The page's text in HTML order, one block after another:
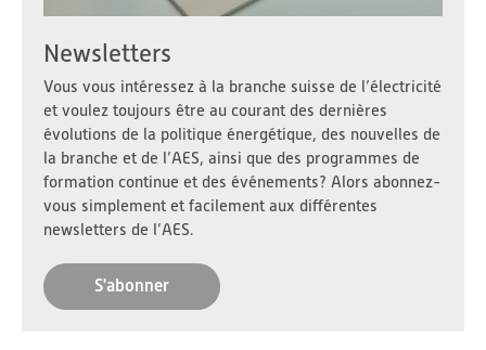
Newsletters
Vous vous intéressez à la branche suisse de l’électricité
et voulez toujours être au courant des dernières
évolutions de la politique énergétique, des nouvelles de
la branche et de l’AES, ainsi que des programmes de
formation continue et des événements? Alors abonnez-
vous simplement et facilement aux différentes
newsletters de l’AES.
S'abonner